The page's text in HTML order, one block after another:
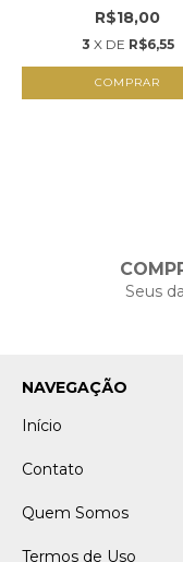
R$18,00
3 X DE R$6,55
COMPRAR
Seus
NAVEGAÇÃO
Início
Contato
Quem Somos
Termos de Uso